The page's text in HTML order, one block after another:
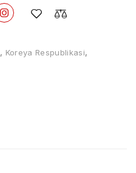
, Koreya Respublikasi,